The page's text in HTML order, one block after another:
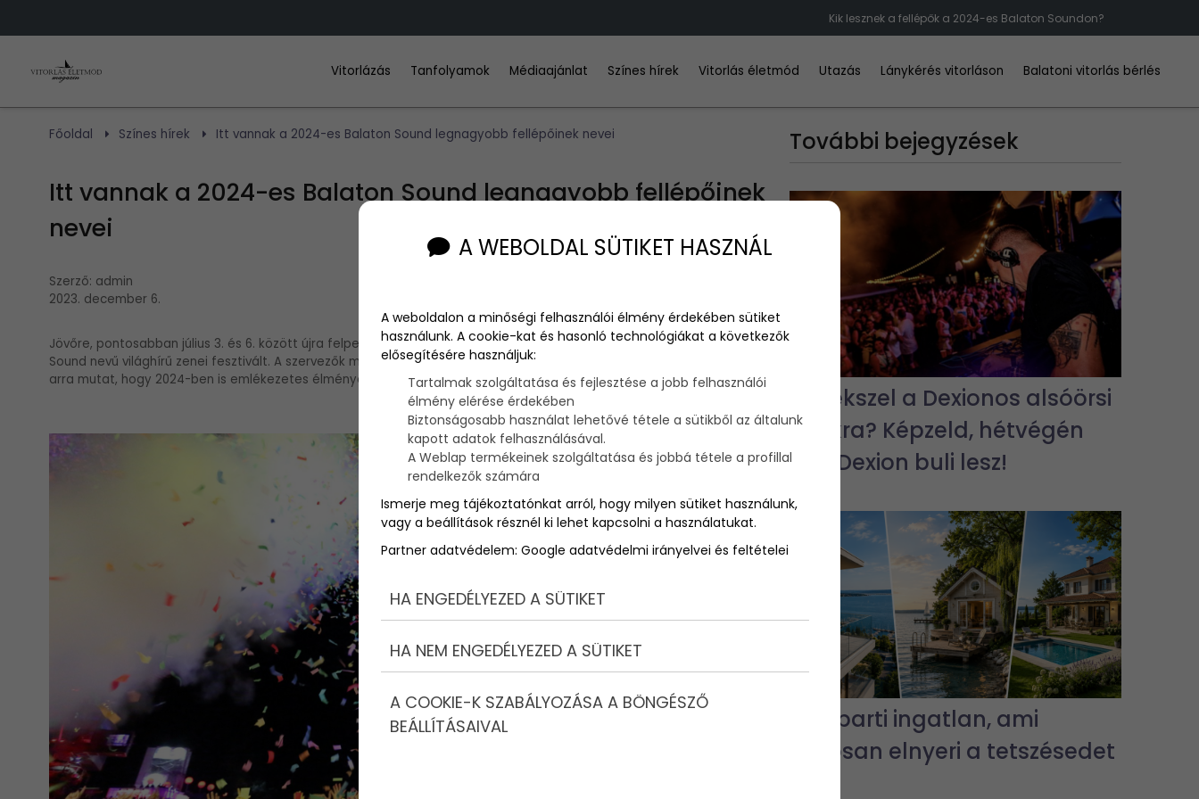
Kik lesznek a fellépők a 2024-es Balaton Soundon?
Vitorlázás Tanfolyamok Médiaajánlat Színes hírek Vitorlás életmód Utazás Lánykérés vitorláson Balatoni vitorlás bérlés
Főoldal Színes hírek Itt vannak a 2024-es Balaton Sound legnagyobb fellépőinek nevei
Itt vannak a 2024-es Balaton Sound legnagyobb fellépőinek
nevei
Szerző: admin
2023. december 6.
Jövőre, pontosabban július 3. és 6. között újra felpezsdül a Balaton-part, hiszen megrendezik a Heineken Balaton
Sound nevű világhírű zenei fesztivált. A szervezők most hozták nyilvánosságra az esemény első neveit, és minden jel
arra mutat, hogy 2024-ben is emlékezetes élmények várnak majd a fesztiválozókra.
További bejegyzések
Emlékszel a Dexionos alsóörsi
bulikra? Képzeld, hétvégén
újra Dexion buli lesz!
3 vízparti ingatlan, ami
biztosan elnyeri a tetszésedet
A WEBOLDAL SÜTIKET HASZNÁL
A weboldalon a minőségi felhasználói élmény érdekében sütiket
használunk. A cookie-kat és hasonló technológiákat a következők
elősegítésére használjuk:
Tartalmak szolgáltatása és fejlesztése a jobb felhasználói
élmény elérése érdekében
Biztonságosabb használat lehetővé tétele a sütikből az általunk
kapott adatok felhasználásával.
A Weblap termékeinek szolgáltatása és jobbá tétele a profillal
rendelkezők számára
Ismerje meg tájékoztatónkat arról, hogy milyen sütiket használunk,
vagy a beállítások résznél ki lehet kapcsolni a használatukat.
Partner adatvédelem: Google adatvédelmi irányelvei és feltételei
HA ENGEDÉLYEZED A SÜTIKET
HA NEM ENGEDÉLYEZED A SÜTIKET
A COOKIE-K SZABÁLYOZÁSA A BÖNGÉSZŐ
BEÁLLÍTÁSAIVAL